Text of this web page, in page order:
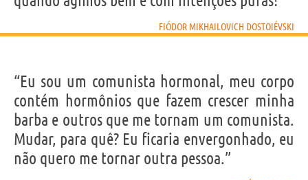
FIÓDOR MIKHAILOVICH DOSTOIÉVSKI
“Eu sou um comunista hormonal, meu corpo
contém hormônios que fazem crescer minha
barba e outros que me tornam um comunista.
Mudar, para quê? Eu ficaria envergonhado, eu
não quero me tornar outra pessoa.”